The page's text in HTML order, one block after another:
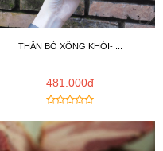
THĂN BÒ XÔNG KHÓI- ...
481.000đ